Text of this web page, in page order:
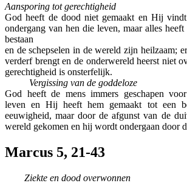
Aansporing tot gerechtigheid
God heeft de dood niet gemaakt en Hij
ondergang van hen die leven, maar alles
bestaan
en de schepselen in de wereld zijn heilzaam;
verderf brengt en de onderwereld heerst niet
gerechtigheid is onsterfelijk.
Vergissing van de goddeloze
God heeft de mens immers geschapen
leven en Hij heeft hem gemaakt tot een
eeuwigheid, maar door de afgunst van de
wereld gekomen en hij wordt ondergaan door
Marcus 5, 21-43
Ziekte en dood overwonnen